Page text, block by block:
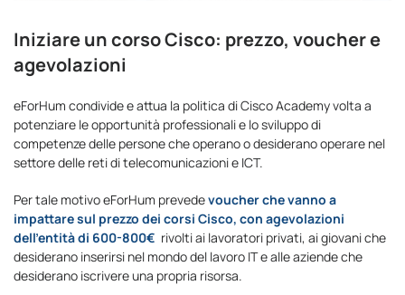
Iniziare un corso Cisco: prezzo, voucher e
agevolazioni
eForHum condivide e attua la politica di Cisco Academy volta a
potenziare le opportunità professionali e lo sviluppo di
competenze delle persone che operano o desiderano operare nel
settore delle reti di telecomunicazioni e ICT.
Per tale motivo eForHum prevedevoucher che vanno a
impattare sul prezzo dei corsi Cisco, con agevolazioni
dell’entità di 600-800€ rivolti ai lavoratori privati, ai giovani che
desiderano inserirsi nel mondo del lavoro IT e alle aziende che
desiderano iscrivere una propria risorsa.